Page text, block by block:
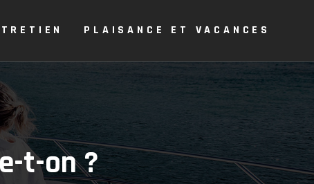
PLAISANCE ET VACANCES
t-on ?